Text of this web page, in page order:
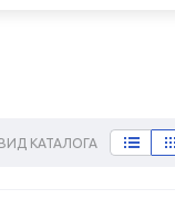
ВИД КАТАЛОГА